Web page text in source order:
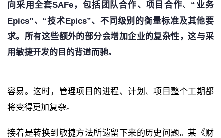
向采用全套SAFe，包括团队合作、项目合作、“业务
Epics”、“技术Epics”、不同级别的衡量标准及其他要
求。所有这些额外的部分会增加企业的复杂性，这与采
用敏捷开发的目的背道而驰。
容易。这时，管理项目的进程、计划、项目整个工期都
将变得更加复杂。
接着是转换到敏捷方法所遗留下来的历史问题。某《财